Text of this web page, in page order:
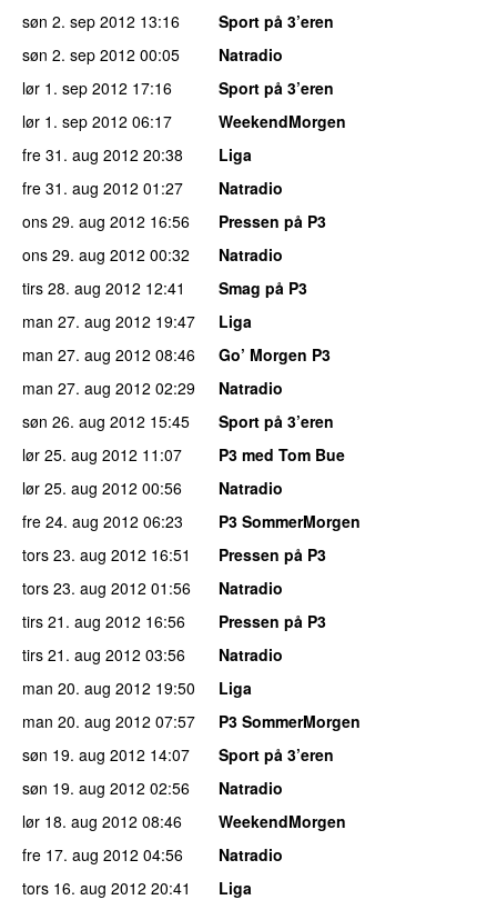
søn 2. sep 2012 13:16
Sport på 3’eren
søn 2. sep 2012 00:05
Natradio
lør 1. sep 2012 17:16
Sport på 3’eren
lør 1. sep 2012 06:17
WeekendMorgen
fre 31. aug 2012 20:38
Liga
fre 31. aug 2012 01:27
Natradio
ons 29. aug 2012 16:56
Pressen på P3
ons 29. aug 2012 00:32
Natradio
tirs 28. aug 2012 12:41
Smag på P3
man 27. aug 2012 19:47
Liga
man 27. aug 2012 08:46
Go’ Morgen P3
man 27. aug 2012 02:29
Natradio
søn 26. aug 2012 15:45
Sport på 3’eren
lør 25. aug 2012 11:07
P3 med Tom Bue
lør 25. aug 2012 00:56
Natradio
fre 24. aug 2012 06:23
P3 SommerMorgen
tors 23. aug 2012 16:51
Pressen på P3
tors 23. aug 2012 01:56
Natradio
tirs 21. aug 2012 16:56
Pressen på P3
tirs 21. aug 2012 03:56
Natradio
man 20. aug 2012 19:50
Liga
man 20. aug 2012 07:57
P3 SommerMorgen
søn 19. aug 2012 14:07
Sport på 3’eren
søn 19. aug 2012 02:56
Natradio
lør 18. aug 2012 08:46
WeekendMorgen
fre 17. aug 2012 04:56
Natradio
tors 16. aug 2012 20:41
Liga